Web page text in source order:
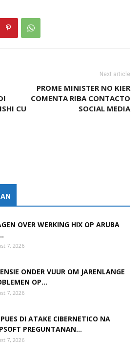
CU
Next article
PROME MINISTER NO KIER
COMENTA RIBA CONTACTO
SOCIAL MEDIA
OVER WERKING HIX OP ARUBA
7, 2026
ONDER VUUR OM JARENLANGE
OP...
7, 2026
DI ATAKE CIBERNETICO NA
PREGUNTANAN...
7, 2026